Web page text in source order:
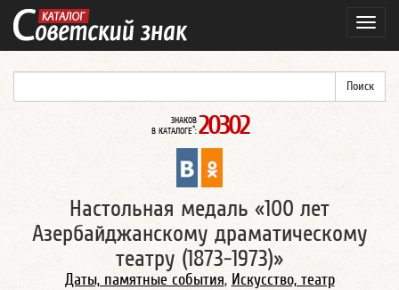
ЗНАКОВ
В КАТАЛОГЕ*: 20302
Настольная медаль «100 лет
Азербайджанскому драматическому
театру (1873-1973)»
Даты, памятные события, Искусство, театр